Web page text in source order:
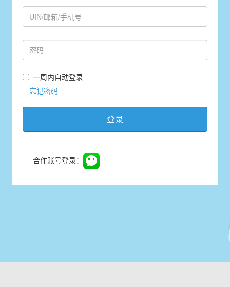
一周内自动登录
忘记密码
登录
合作账号登录：